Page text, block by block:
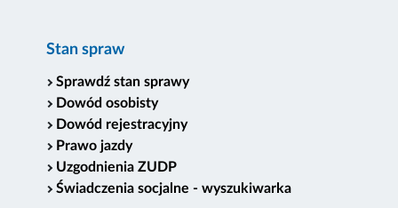
Stan spraw
Sprawdź stan sprawy
Dowód osobisty
Dowód rejestracyjny
Prawo jazdy
Uzgodnienia ZUDP
Świadczenia socjalne - wyszukiwarka